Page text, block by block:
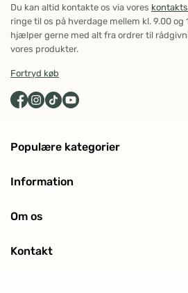
Populære kategorier
Ansigtspleje
Solpleje
Information
Ofte stillede spørgsmål (FAQ)
Om os
Historien bag
Kontakt
Du kan altid kontakte os via vores
ringe til os på hverdage mellem kl. 9.00 og
hjælper gerne med alt fra ordrer til
vores produkter.
Fortryd køb